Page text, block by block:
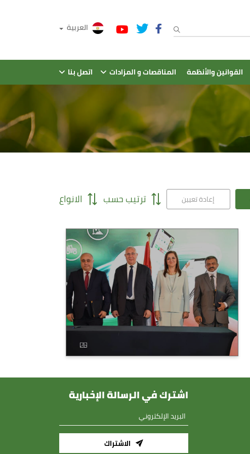
العربية
القوانين والأنظمة المناقصات و المزادات اتصل بنا
إعادة تعيين ترتيب حسب الانواع
اشترك في الرسالة الإخبارية
الاشتراك